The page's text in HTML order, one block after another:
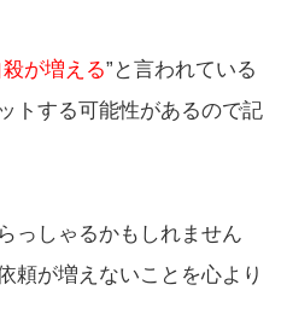
が増える”と言われている
トする可能性があるので記
っしゃるかもしれません
頼が増えないことを心より